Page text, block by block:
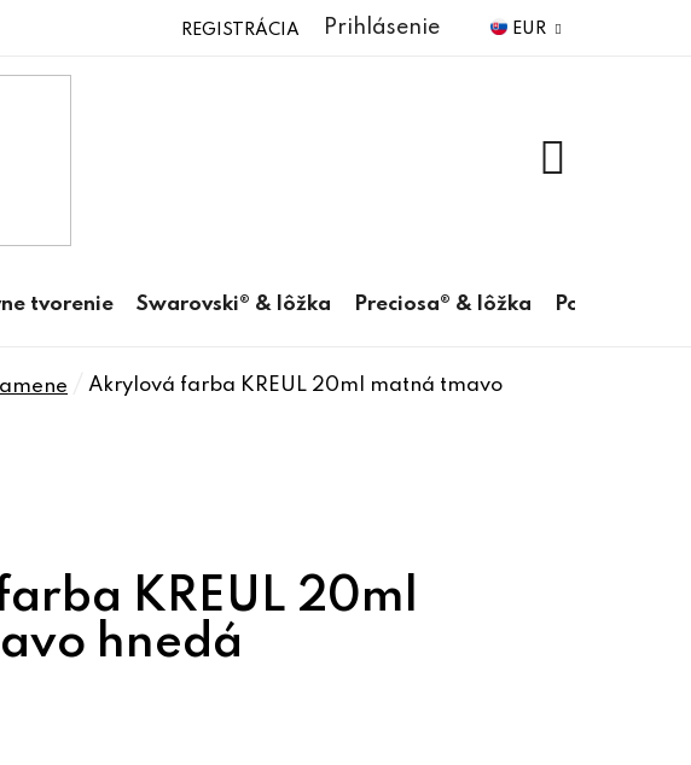
EUR
Prihlásenie
REGISTRÁCIA
tvorenie Swarovski® & lôžka Preciosa® & lôžka Pomôcky
Akrylová farba KREUL 20ml matná tmavo
KREUL 20ml
hnedá